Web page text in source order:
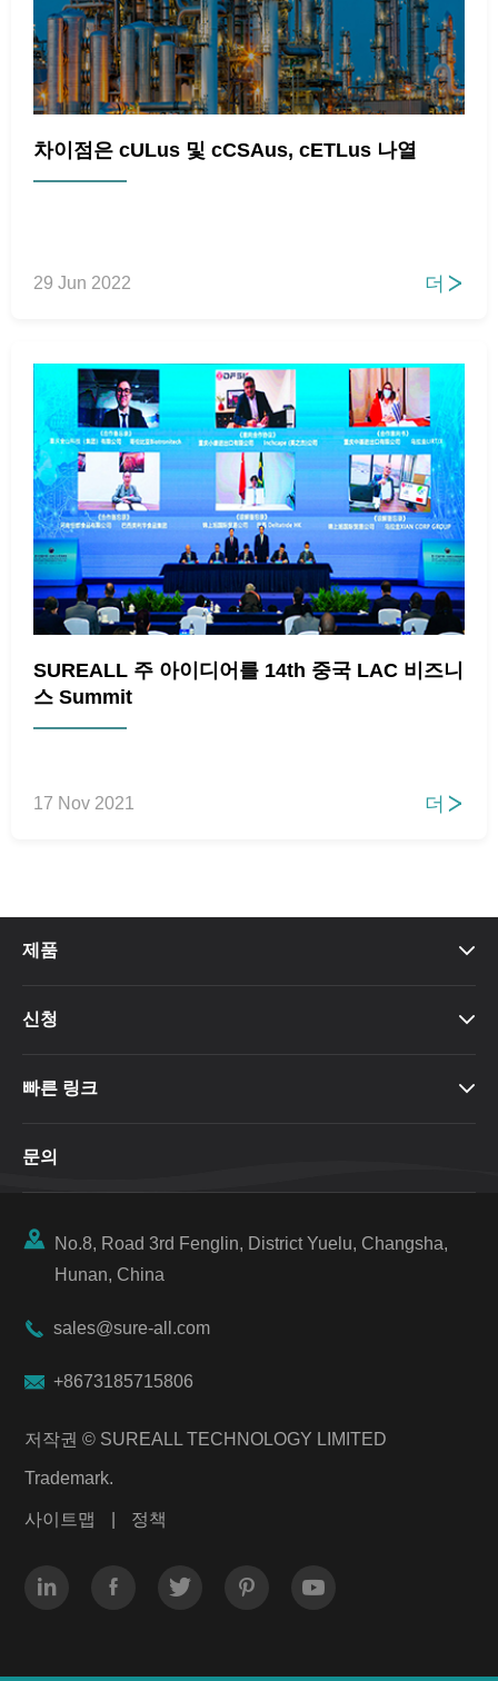
차이점은 cULus 및 cCSAus, cETLus 나열
29 Jun 2022 더 
SUREALL 주 아이디어를 14th 중국 LAC 비즈니
스 Summit
17 Nov 2021 더 
제품 
신청 
빠른 링크 
문의

No.8, Road 3rd Fenglin, District Yuelu, Changsha,
Hunan, China
 sales@sure-all.com
 +8673185715806
저작권 © SUREALL TECHNOLOGY LIMITED
Trademark.
사이트맵 정책
    